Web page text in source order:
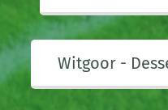
Witgoor -